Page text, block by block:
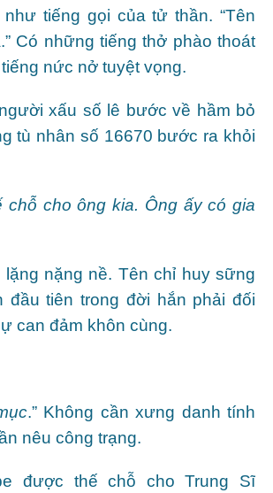
tiếng gọi của tử thần. “Tên
Có những tiếng thở phào thoát
nức nở tuyệt vọng.
xấu số lê bước về hầm bỏ
tù nhân số 16670 bước ra khỏi
chỗ cho ông kia. Ông ấy có gia
lặng nặng nề. Tên chỉ huy sững
đầu tiên trong đời hắn phải đối
can đảm khôn cùng.
.” Không cần xưng danh tính
nêu công trạng.
được thế chỗ cho Trung Sĩ